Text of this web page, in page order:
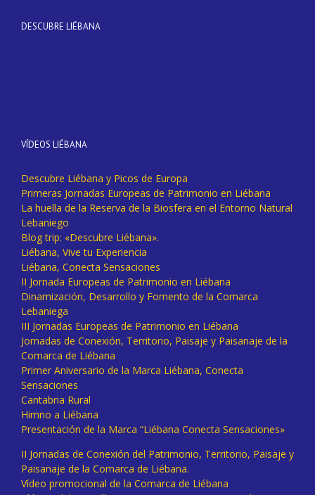
DESCUBRE LIÉBANA
VÍDEOS LIÉBANA
Descubre Liébana y Picos de Europa
Primeras Jornadas Europeas de Patrimonio en Liébana
La huella de la Reserva de la Biosfera en el Entorno Natural
Lebaniego
Blog trip: «Descubre Liébana».
Liébana, Vive tu Experiencia
Liébana, Conecta Sensaciones
II Jornada Europeas de Patrimonio en Liébana
Dinamización, Desarrollo y Fomento de la Comarca
Lebaniega
III Jornadas Europeas de Patrimonio en Liébana
Jornadas de Conexión, Territorio, Paisaje y Paisanaje de la
Comarca de Liébana
Primer Aniversario de la Marca Liébana, Conecta
Sensaciones
Cantabria Rural
Himno a Liébana
Presentación de la Marca “Liébana Conecta Sensaciones»
II Jornadas de Conexión del Patrimonio, Territorio, Paisaje y
Paisanaje de la Comarca de Liébana.
Vídeo promocional de la Comarca de Liébana